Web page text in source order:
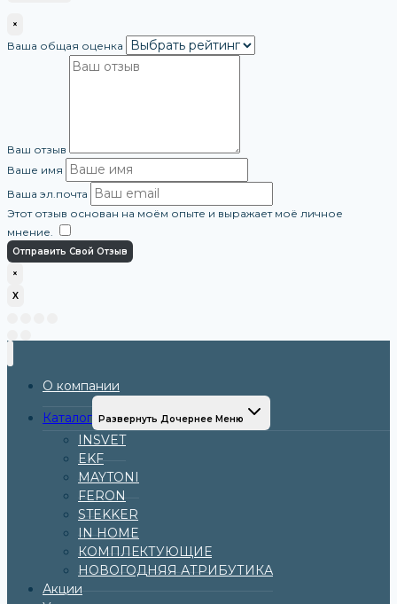
×
Ваша общая оценка
Ваш отзыв
Ваше имя
Ваша эл.почта
Этот отзыв основан на моём опыте и выражает моё личное
мнение.
Отправить Свой Отзыв
×
X
О компании
Каталог Развернуть Дочернее Меню
INSVET
EKF
MAYTONI
FERON
STEKKER
IN HOME
КОМПЛЕКТУЮЩИЕ
НОВОГОДНЯЯ АТРИБУТИКА
Акции